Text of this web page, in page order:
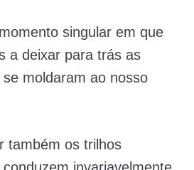
singular em que
a deixar para trás as
moldaram ao nosso
também os trilhos